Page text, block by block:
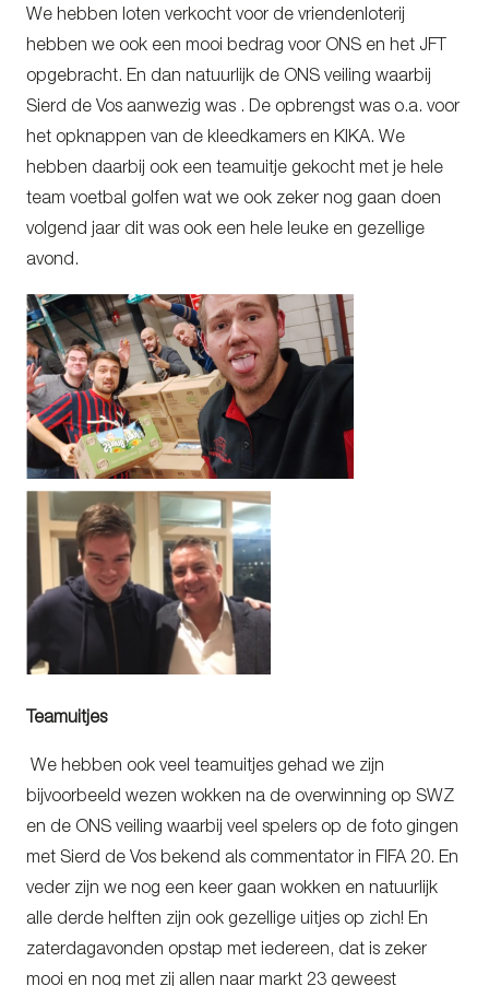
We hebben loten verkocht voor de vriendenloterij
hebben we ook een mooi bedrag voor ONS en het JFT
opgebracht. En dan natuurlijk de ONS veiling waarbij
Sierd de Vos aanwezig was . De opbrengst was o.a. voor
het opknappen van de kleedkamers en KIKA. We
hebben daarbij ook een teamuitje gekocht met je hele
team voetbal golfen wat we ook zeker nog gaan doen
volgend jaar dit was ook een hele leuke en gezellige
avond.
Teamuitjes
We hebben ook veel teamuitjes gehad we zijn
bijvoorbeeld wezen wokken na de overwinning op SWZ
en de ONS veiling waarbij veel spelers op de foto gingen
met Sierd de Vos bekend als commentator in FIFA 20. En
veder zijn we nog een keer gaan wokken en natuurlijk
alle derde helften zijn ook gezellige uitjes op zich! En
zaterdagavonden opstap met iedereen, dat is zeker
mooi en nog met zij allen naar markt 23 geweest